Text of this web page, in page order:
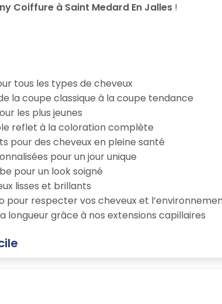
Coiffure à Saint Medard En Jalles !
tous les types de cheveux
la coupe classique à la coupe tendance
les plus jeunes
reflet à la coloration complète
pour des cheveux en pleine santé
pour un jour unique
pour un look soigné
lisses et brillants
pour respecter vos cheveux et
longueur grâce à nos extensions capillaires